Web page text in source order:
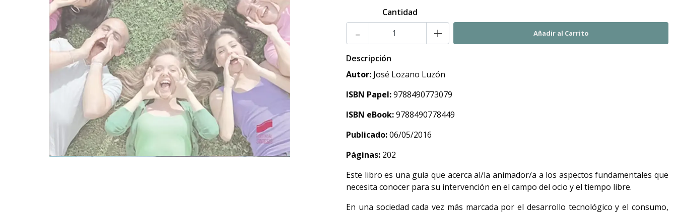
Cantidad
- +
Descripción
Autor: José Lozano Luzón
ISBN Papel:9788490773079
ISBN eBook:9788490778449
Publicado:06/05/2016
Páginas: 202
Este libro es una guía que acerca al/la animador/a a los aspectos fundamentales que
necesita conocer para su intervención en el campo del ocio y el tiempo libre.
En una sociedad cada vez más marcada por el desarrollo tecnológico y el consumo,